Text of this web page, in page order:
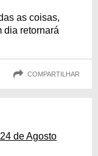
as coisas,
dia retornará
COMPARTILHAR
de Agosto